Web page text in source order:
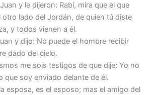
y le dijeron: Rabí, mira que el que
lado del Jordán, de quien tú diste
y todos vienen a él.
y dijo: No puede el hombre recibir
dado del cielo.
me sois testigos de que dije: Yo no
que soy enviado delante de él.
esposa, es el esposo; mas el amigo del